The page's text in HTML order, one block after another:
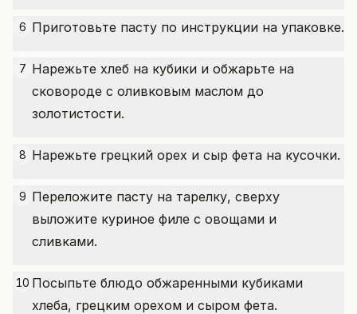
6 Приготовьте пасту по инструкции на упаковке.
7 Нарежьте хлеб на кубики и обжарьте на
сковороде с оливковым маслом до
золотистости.
8 Нарежьте грецкий орех и сыр фета на кусочки.
9 Переложите пасту на тарелку, сверху
выложите куриное филе с овощами и
сливками.
10 Посыпьте блюдо обжаренными кубиками
хлеба, грецким орехом и сыром фета.